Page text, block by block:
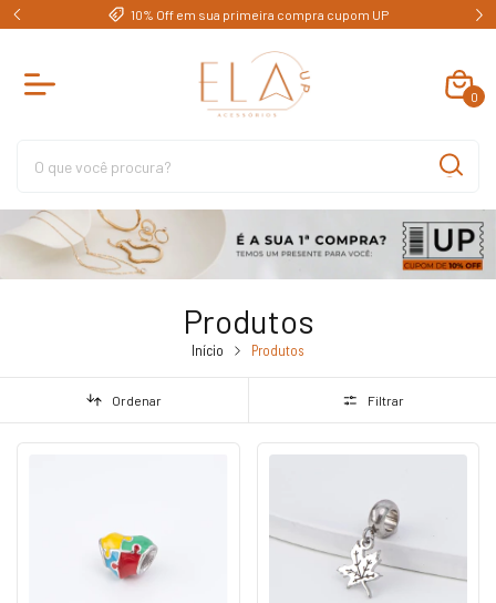
10% Off em sua primeira compra cupom UP
0
Produtos
Início Produtos
Ordenar Filtrar